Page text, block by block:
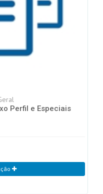
Perfil e Especiais